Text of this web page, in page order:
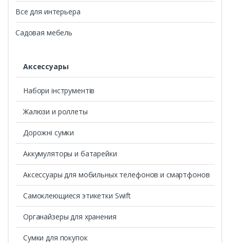
Все для интерьера
Садовая мебель
Аксессуары
Набори інструментів
Жалюзи и роллеты
Дорожні сумки
Аккумуляторы и батарейки
Аксессуары для мобильных телефонов и смартфонов
Самоклеющиеся этикетки Swift
Органайзеры для хранения
Сумки для покупок